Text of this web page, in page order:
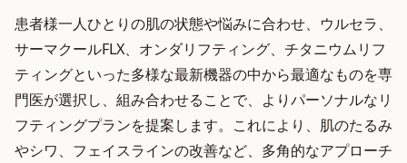
患者様一人ひとりの肌の状態や悩みに合わせ、ウルセラ、
サーマクールFLX、オンダリフティング、チタニウムリフ
ティングといった多様な最新機器の中から最適なものを専
門医が選択し、組み合わせることで、よりパーソナルなリ
フティングプランを提案します。これにより、肌のたるみ
やシワ、フェイスラインの改善など、多角的なアプローチ